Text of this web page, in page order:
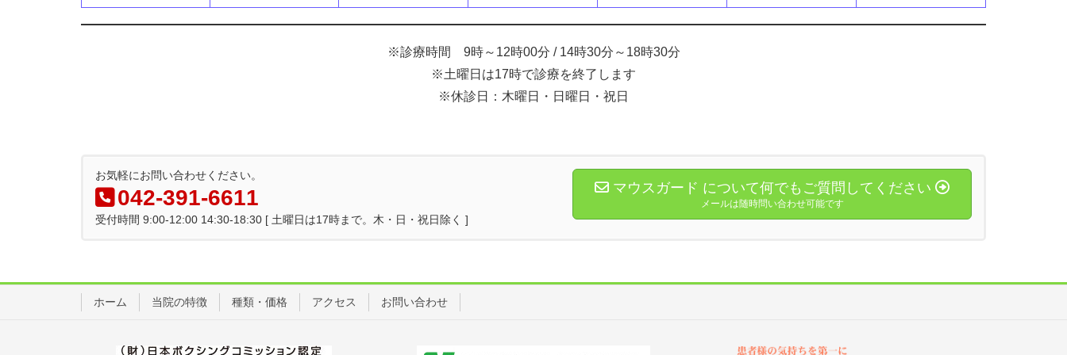
※診療時間 9時～12時00分 / 14時30分～18時30分
※土曜日は17時で診療を終了します
※休診日：木曜日・日曜日・祝日
お気軽にお問い合わせください。
042-391-6611
受付時間 9:00-12:00 14:30-18:30 [ 土曜日は17時まで。木・日・祝日除く ]
マウスガード について何でもご質問してください
メールは随時問い合わせ可能です
ホーム 当院の特徴 種類・価格 アクセス お問い合わせ